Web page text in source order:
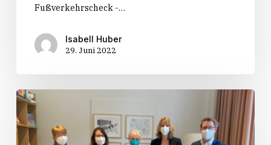
Fußgänger“
Fußverkehrscheck -…
Isabell Huber
29. Juni 2022
Huber
und
Preusch
besuchen